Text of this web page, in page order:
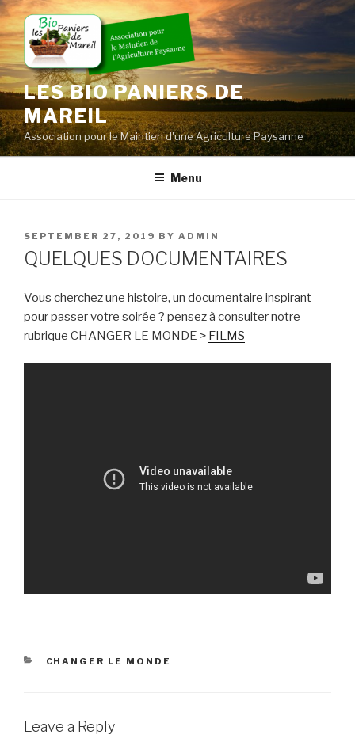
Skip
to
content
LES BIO PANIERS DE
MAREIL
Association pour le Maintien d'une Agriculture Paysanne
Menu
POSTED
ON
SEPTEMBER 27, 2019 BY ADMIN
QUELQUES DOCUMENTAIRES
Vous cherchez une histoire, un documentaire inspirant
pour passer votre soirée ? pensez à consulter notre
rubrique CHANGER LE MONDE > FILMS
CATEGORIES
CHANGER LE MONDE
Leave a Reply